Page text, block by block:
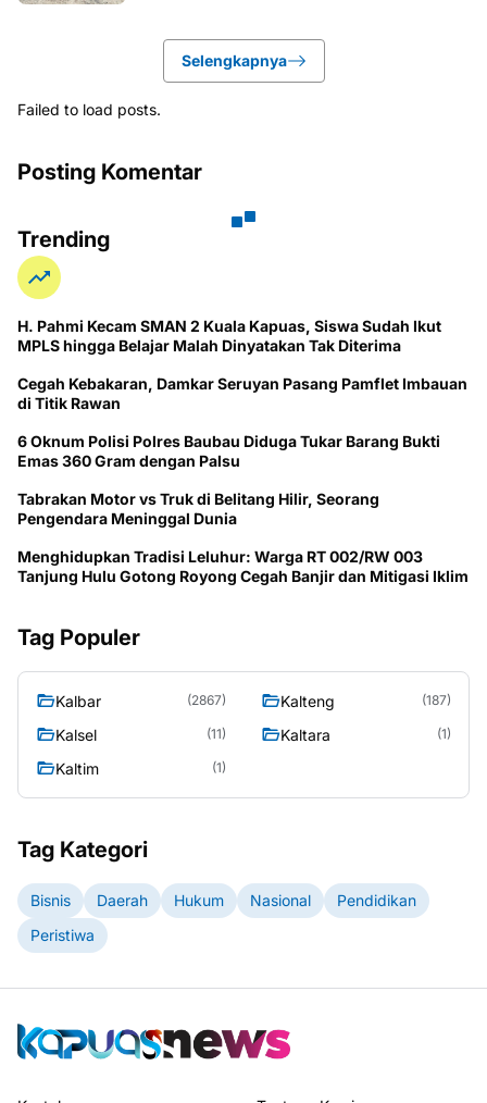
Selengkapnya
Failed to load posts.
Posting Komentar
Trending
H. Pahmi Kecam SMAN 2 Kuala Kapuas, Siswa Sudah Ikut
MPLS hingga Belajar Malah Dinyatakan Tak Diterima
Cegah Kebakaran, Damkar Seruyan Pasang Pamflet Imbauan
di Titik Rawan
6 Oknum Polisi Polres Baubau Diduga Tukar Barang Bukti
Emas 360 Gram dengan Palsu
Tabrakan Motor vs Truk di Belitang Hilir, Seorang
Pengendara Meninggal Dunia
Menghidupkan Tradisi Leluhur: Warga RT 002/RW 003
Tanjung Hulu Gotong Royong Cegah Banjir dan Mitigasi Iklim
Tag Populer
Kalbar (2867) Kalteng (187)
Kalsel (11) Kaltara (1)
Kaltim (1)
Tag Kategori
Bisnis Daerah Hukum Nasional
Pendidikan
Peristiwa